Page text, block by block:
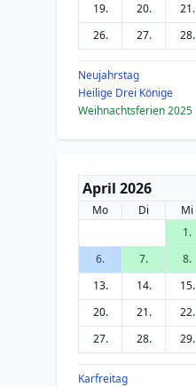
19.
20. 21.
26.
27. 28.
Neujahrstag
Heilige Drei Könige
Weihnachtsferien 2025
April 2026
Mo Di Mi
1.
6.
7. 8.
13.
14. 15.
20.
21. 22.
27.
28. 29.
Karfreitag